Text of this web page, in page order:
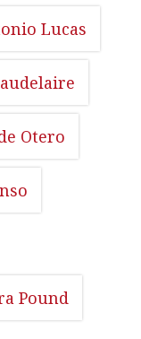
Lucas
Otero
Pound